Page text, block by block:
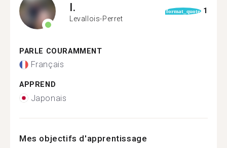
I.
Levallois-Perret
format_quote 1
PARLE COURAMMENT
Français
APPREND
Japonais
Mes objectifs d'apprentissage